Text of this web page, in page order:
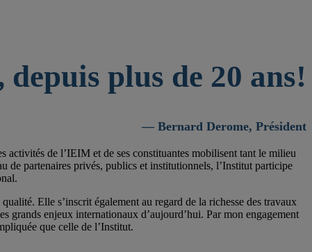
plus de 20 ans!
— Bernard Derome, Président
activités de l’IEIM et de ses constituantes mobilisent tant le milieu
de partenaires privés, publics et institutionnels, l’Institut participe
Elle s’inscrit également au regard de la richesse des travaux
grands enjeux internationaux d’aujourd’hui. Par mon engagement
que celle de l’Institut.